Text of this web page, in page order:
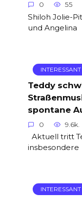
0 55
Shiloh Jolie-
und Angelina
INTERESSANT
Teddy
spontane
0 9.6k.
Aktuell tritt
insbesondere
INTERESSANT